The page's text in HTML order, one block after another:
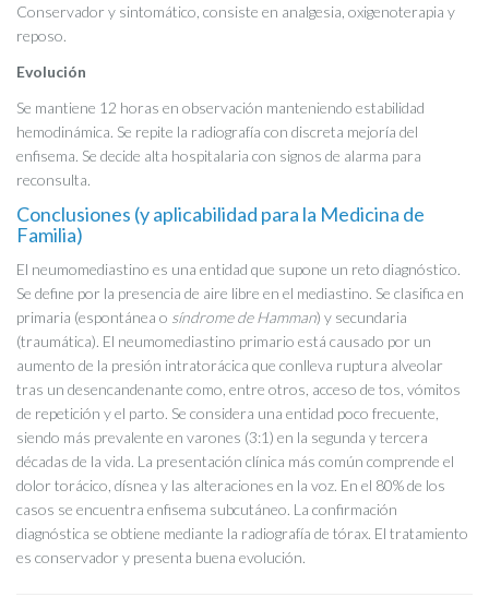
Conservador y sintomático, consiste en analgesia, oxigenoterapia y
reposo.
Evolución
Se mantiene 12 horas en observación manteniendo estabilidad
hemodinámica. Se repite la radiografía con discreta mejoría del
enfisema. Se decide alta hospitalaria con signos de alarma para
reconsulta.
Conclusiones (y aplicabilidad para la Medicina de
Familia)
El neumomediastino es una entidad que supone un reto diagnóstico.
Se define por la presencia de aire libre en el mediastino. Se clasifica en
primaria (espontánea o síndrome de Hamman) y secundaria
(traumática). El neumomediastino primario está causado por un
aumento de la presión intratorácica que conlleva ruptura alveolar
tras un desencandenante como, entre otros, acceso de tos, vómitos
de repetición y el parto. Se considera una entidad poco frecuente,
siendo más prevalente en varones (3:1) en la segunda y tercera
décadas de la vida. La presentación clínica más común comprende el
dolor torácico, dísnea y las alteraciones en la voz. En el 80% de los
casos se encuentra enfisema subcutáneo. La confirmación
diagnóstica se obtiene mediante la radiografía de tórax. El tratamiento
es conservador y presenta buena evolución.